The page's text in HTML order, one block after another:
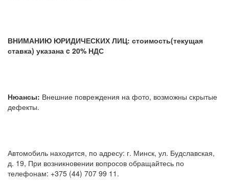
ВНИМАНИЮ ЮРИДИЧЕСКИХ ЛИЦ: стоимость(текущая
ставка) указана c 20% НДС
Нюансы: Внешние повреждения на фото, возможны скрытые
дефекты.
Автомобиль находится, по адресу: г. Минск, ул. Будславская,
д. 19, При возникновении вопросов обращайтесь по
телефонам: +375 (44) 707 99 11.